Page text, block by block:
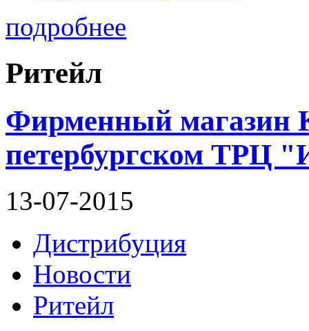
подробнее
Ритейл
Фирменный магазин
петербургском ТРЦ
13-07-2015
Дистрибуция
Новости
Ритейл